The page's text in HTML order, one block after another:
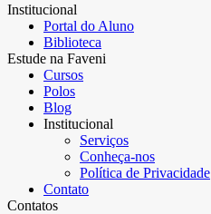
Institucional
Portal do Aluno
Biblioteca
Estude na Faveni
Cursos
Polos
Blog
Institucional
Serviços
Conheça-nos
Política de Privacidade
Contato
Contatos